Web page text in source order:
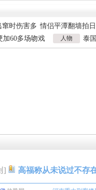
时伤害多
60多场吻 名创优品一次性内
规模性组织 1岁宝宝碰坏纸巾
924元
窜时伤害多 情侣平潭翻墙拍
加60多场吻戏
遇富婆加吻戏
人物
泰
泰
] 高福称从未说过不存